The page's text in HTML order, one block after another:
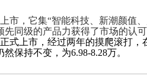
市，它集“智能科技、新潮颜值
先同级的产品力获得了市场的认
式上市，经过两年的摸爬滚打，
保持不变，为6.98-8.28万。